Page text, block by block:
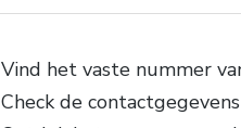
Vind het vaste nummer
Check de